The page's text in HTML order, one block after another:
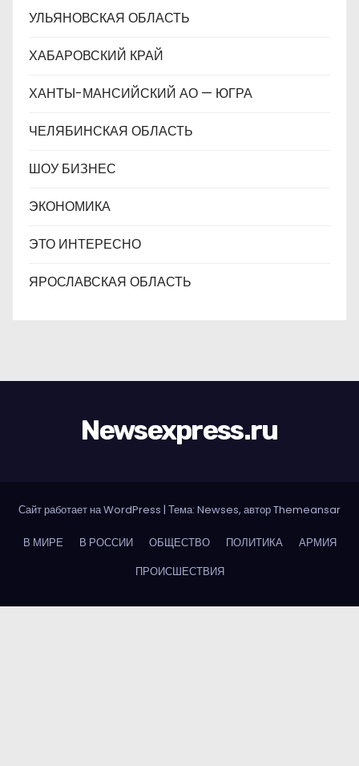
УЛЬЯНОВСКАЯ ОБЛАСТЬ
ХАБАРОВСКИЙ КРАЙ
ХАНТЫ-МАНСИЙСКИЙ АО — ЮГРА
ЧЕЛЯБИНСКАЯ ОБЛАСТЬ
ШОУ БИЗНЕС
ЭКОНОМИКА
ЭТО ИНТЕРЕСНО
ЯРОСЛАВСКАЯ ОБЛАСТЬ
Newsexpress.ru
Сайт работает на WordPress | Тема: Newses, авторThemeansar
В МИРЕ В РОССИИ ОБЩЕСТВО ПОЛИТИКА
АРМИЯ
ПРОИСШЕСТВИЯ